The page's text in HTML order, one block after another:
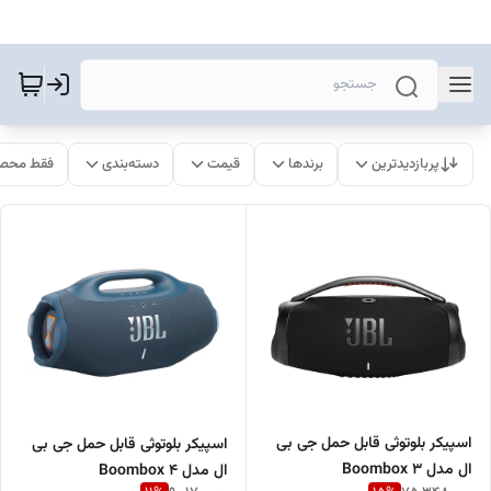
پربازدیدترین برندها قیمت دسته‌بندی فقط
اسپیکر بلوتوثی قابل حمل جی بی
ال مدل Boombox 3
اسپیکر بلوتوثی قابل حمل جی بی
ال مدل Boombox 4